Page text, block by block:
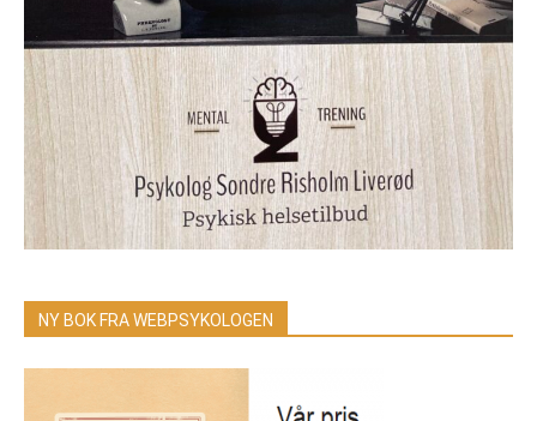
NY BOK FRA WEBPSYKOLOGEN